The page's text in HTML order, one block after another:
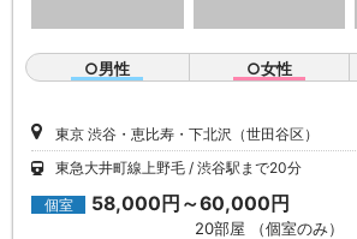
○男性 ○女性
東京 渋谷・恵比寿・下北沢（世田谷区）
東急大井町線上野毛
渋谷駅まで20分
個室 58,000円～60,000円
20部屋 （個室のみ）